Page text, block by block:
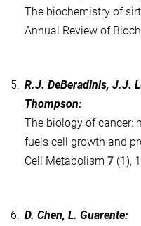
The biochemistry of
Annual Review of
5. R.J. DeBeradinis, J.J.
Thompson:
The biology of cancer:
fuels cell growth and
Cell Metabolism 7 (1),
6. D. Chen, L. Guarente: